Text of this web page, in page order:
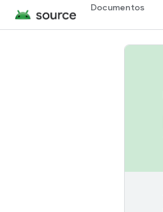
Documentos